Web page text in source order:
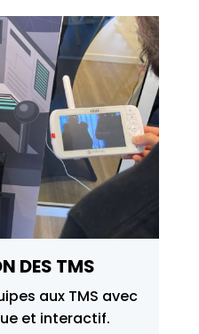
DES TMS
aux TMS avec
et interactif.